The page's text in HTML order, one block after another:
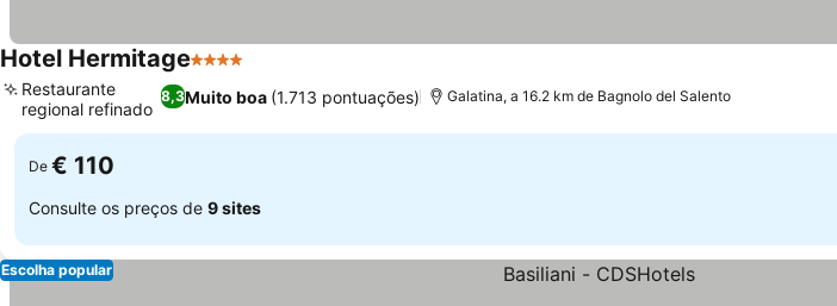
Hotel Hermitage4 Estrelas
8,3Muito boa (1.713 pontuações)
Restaurante
regional refinado
Galatina, a 16.2 km de Bagnolo del Salento
De € 110
Consulte os preços de 9 sites
Escolha popular